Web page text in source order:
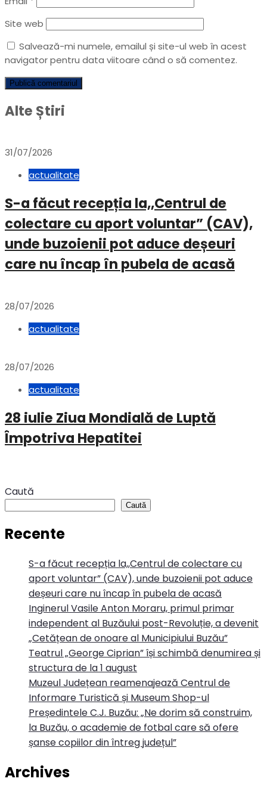
Site web
Salvează-mi numele, emailul și site-ul web în acest
navigator pentru data viitoare când o să comentez.
Alte Știri
31/07/2026
actualitate
S-a făcut recepția la,,Centrul de
colectare cu aport voluntar” (CAV),
unde buzoienii pot aduce deșeuri
care nu încap în pubela de acasă
28/07/2026
actualitate
28/07/2026
actualitate
28 iulie Ziua Mondială de Luptă
Împotriva Hepatitei
Caută
Caută
Recente
S-a făcut recepția la,,Centrul de colectare cu
aport voluntar” (CAV), unde buzoienii pot aduce
deșeuri care nu încap în pubela de acasă
Inginerul Vasile Anton Moraru, primul primar
independent al Buzăului post-Revoluție, a devenit
„Cetățean de onoare al Municipiului Buzău”
Teatrul „George Ciprian” își schimbă denumirea și
structura de la 1 august
Muzeul Județean reamenajează Centrul de
Informare Turistică și Museum Shop-ul
Președintele C.J. Buzău: „Ne dorim să construim,
la Buzău, o academie de fotbal care să ofere
șanse copiilor din întreg județul”
Archives